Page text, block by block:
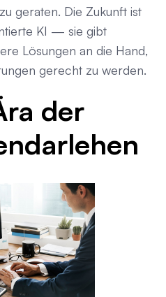
geraten. Die Zukunft ist
KI — sie gibt
Lösungen an die Hand,
gerecht zu werden.
der